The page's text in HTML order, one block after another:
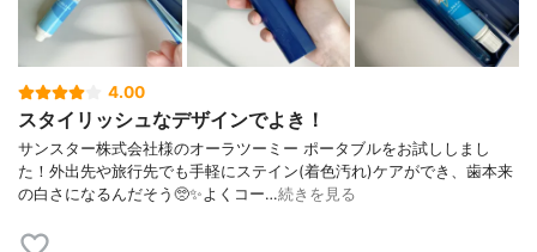
4.00
スタイリッシュなデザインでよき！
サンスター株式会社様のオーラツーミー ポータブルをお試ししまし
た！外出先や旅行先でも手軽にステイン(着色汚れ)ケアができ、歯本来
の白さになるんだそう🥺✨よくコー…続きを見る